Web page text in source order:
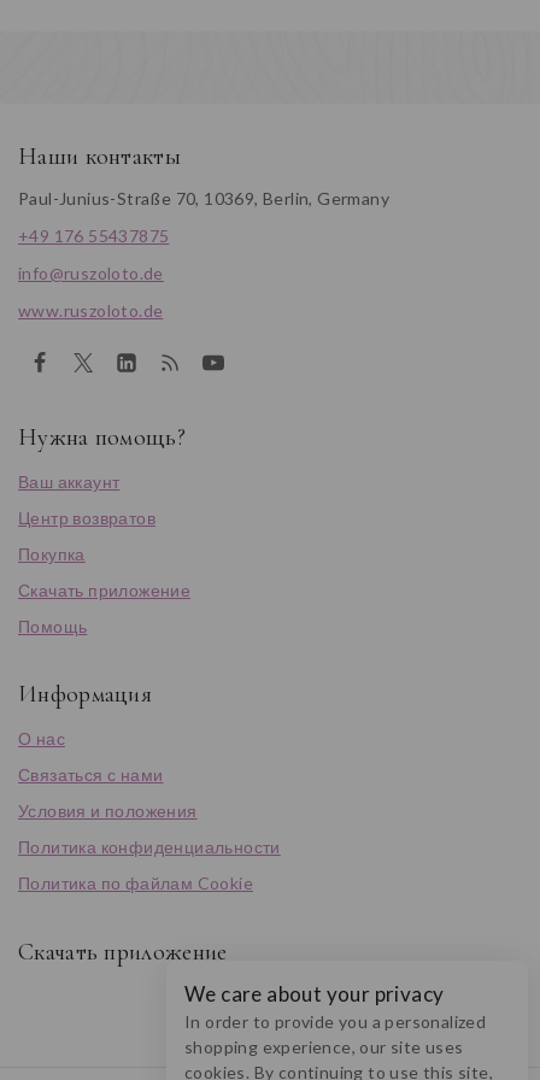
Наши контакты
Paul-Junius-Straße 70, 10369, Berlin, Germany
+49 176 55437875
info@ruszoloto.de
www.ruszoloto.de
Нужна помощь?
Ваш аккаунт
Центр возвратов
Покупка
Скачать приложение
Помощь
Информация
О нас
Связаться с нами
Условия и положения
Политика конфиденциальности
Политика по файлам Cookie
Скачать приложение
We care about your privacy
In order to provide you a personalized
shopping experience, our site uses
cookies. By continuing to use this site,